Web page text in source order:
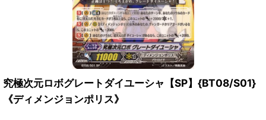
究極次元ロボグレートダイユーシャ【SP】{BT08/S01}
《ディメンジョンポリス》